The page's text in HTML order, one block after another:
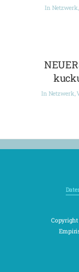
In Netzwerk
In Netzwerk,
Copyright